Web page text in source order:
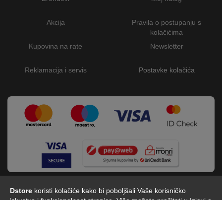
Dstore koristi kolačiće kako bi poboljšali Vaše korisničko
Akcija
Kupovina na rate
Reklamacija i servis
Pravila o postupanju s
kolačićima
Newsletter
Postavke kolačića